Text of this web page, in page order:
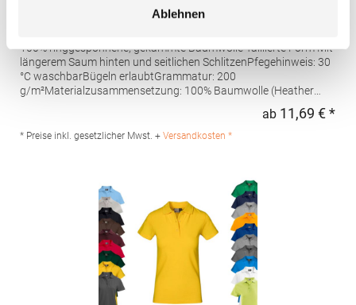
Ablehnen
AQ020 Asquith & Fox Damen klassisches Polo
100% ringgesponnene, gekämmte Baumwolle Taillierte Form Mit
längerem Saum hinten und seitlichen SchlitzenPfegehinweis: 30
°C waschbarBügeln erlaubtGrammatur: 200
g/m²Materialzusammensetzung: 100% Baumwolle (Heather
Naas Road Bus. Park Naas Road Dublin D12 ER80 ROI Irland E-
ab 11,69 € *
* Preise inkl. gesetzlicher Mwst. + Versandkosten *